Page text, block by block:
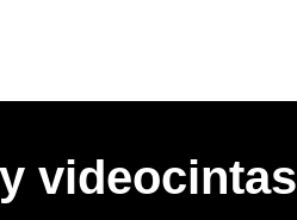
videocintas